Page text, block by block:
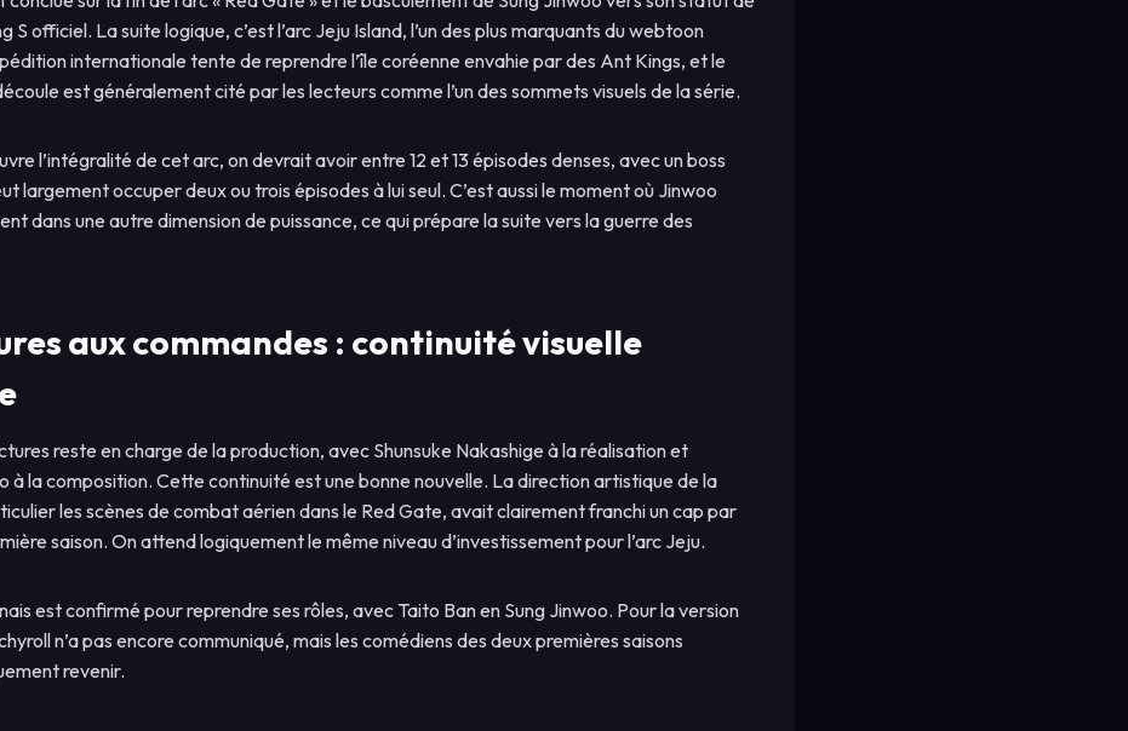
S officiel. La suite logique, c’est l’arc Jeju Island, l’un des plus marquants du webtoon
internationale tente de reprendre l’île coréenne envahie par des Ant Kings, et le
est généralement cité par les lecteurs comme l’un des sommets visuels de la série.
l’intégralité de cet arc, on devrait avoir entre 12 et 13 épisodes denses, avec un boss
largement occuper deux ou trois épisodes à lui seul. C’est aussi le moment où Jinwoo
dans une autre dimension de puissance, ce qui prépare la suite vers la guerre des
aux commandes : continuité visuelle
reste en charge de la production, avec Shunsuke Nakashige à la réalisation et
à la composition. Cette continuité est une bonne nouvelle. La direction artistique de la
les scènes de combat aérien dans le Red Gate, avait clairement franchi un cap par
saison. On attend logiquement le même niveau d’investissement pour l’arc Jeju.
est confirmé pour reprendre ses rôles, avec Taito Ban en Sung Jinwoo. Pour la version
n’a pas encore communiqué, mais les comédiens des deux premières saisons
revenir.